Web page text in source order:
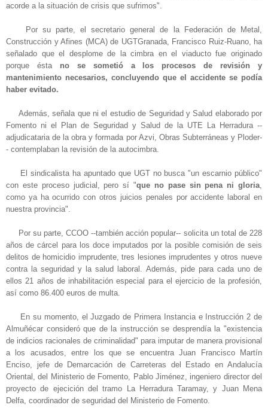
acorde a la situación de crisis que sufrimos".
Por su parte, el secretario general de la Federación de Metal,
Construcción y Afines (MCA) de UGTGranada, Francisco Ruiz-Ruano, ha
señalado que el desplome de la cimbra en el viaducto fue originado
porque ésta no se sometió a los procesos de revisión y
mantenimiento necesarios, concluyendo que el accidente se podía
haber evitado.
Además, señala que ni el estudio de Seguridad y Salud elaborado por
Fomento ni el Plan de Seguridad y Salud de la UTE La Herradura --
adjudicataria de la obra y formada por Azvi, Obras Subterráneas y Ploder-
- contemplaban la revisión de la autocimbra.
El sindicalista ha apuntado que UGT no busca "un escarnio público"
con este proceso judicial, pero sí "que no pase sin pena ni gloria
como ya ha ocurrido con otros juicios penales por accidente laboral en
nuestra provincia".
Por su parte, CCOO --también acción popular-- solicita un total de 228
años de cárcel para los doce imputados por la posible comisión de seis
delitos de homicidio imprudente, tres lesiones imprudentes y otros nueve
contra la seguridad y la salud laboral. Además, pide para cada uno de
ellos 21 años de inhabilitación especial para el ejercicio de la profesión,
así como 86.400 euros de multa.
En su momento, el Juzgado de Primera Instancia e Instrucción 2 de
Almuñécar consideró que de la instrucción se desprendía la "existencia
de indicios racionales de criminalidad" para imputar de manera provisional
a los acusados, entre los que se encuentra Juan Francisco Martín
Enciso, jefe de Demarcación de Carreteras del Estado en Andalucía
Oriental, del Ministerio de Fomento, Pablo Jiménez, ingeniero director del
proyecto de ejecición del tramo La Herradura Taramay, y Juan Mena
Delfa, coordinador de seguridad del Ministerio de Fomento.